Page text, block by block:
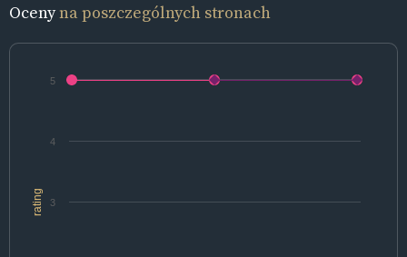
Ocenyna poszczególnych stronach
rating 3
4
5